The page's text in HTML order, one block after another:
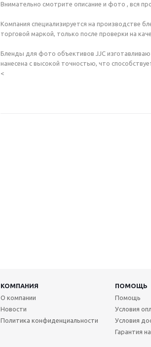
Внимательно смотрите описание и фото , вся
Компания специализируется на производстве
торговой маркой, только после проверки на
Бленды для фото объективов JJC
нанесена с высокой точностью, что
<
КОМПАНИЯ ПОМОЩЬ
О компании
Новости
Политика конфиденциальности
Помощь
Условия
Условия
Гарантия